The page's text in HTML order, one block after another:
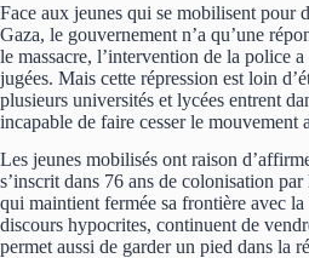
Face aux jeunes qui se mobilisent pour
Gaza, le gouvernement n’a qu’une
le massacre, l’intervention de la police
jugées. Mais cette répression est loin
plusieurs universités et lycées entrent
incapable de faire cesser le mouvement
Les jeunes mobilisés ont raison
s’inscrit dans 76 ans de colonisation
qui maintient fermée sa frontière avec
discours hypocrites, continuent de
permet aussi de garder un pied dans